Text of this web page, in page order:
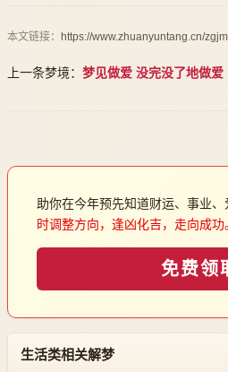
本文链接： https://www.zhuanyuntang.cn/
上一条梦境： 梦见做爱 没完没了地做爱
助你在今年预先知道财运、事业、
时调整方向，逢凶化吉，走向成功
免费领
生活类相关解梦